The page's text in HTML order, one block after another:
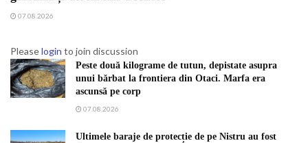
07.08.2026
Pleaselogin to join discussion
Peste două kilograme de tutun, depistate asupra
unui bărbat la frontiera din Otaci. Marfa era
ascunsă pe corp
07.08.2026
Ultimele baraje de protecție de pe Nistru au fost